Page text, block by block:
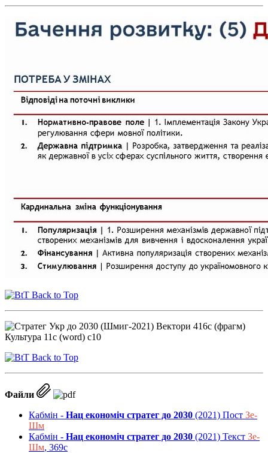
Back to Top
Back to Top
Файли
Кабмін - Нац економіч стратег до 2030 (2021) Пост Зе-
Шм
Кабмін - Нац економіч стратег до 2030 (2021) Текст Зе-
Шм, 369с